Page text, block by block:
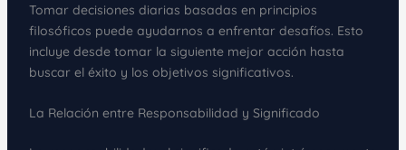
Tomar decisiones diarias basadas en principios
filosóficos puede ayudarnos a enfrentar desafíos. Esto
incluye desde tomar la siguiente mejor acción hasta
buscar el éxito y los objetivos significativos.
La Relación entre Responsabilidad y Significado